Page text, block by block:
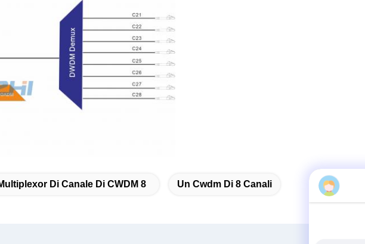
Di Canale Di CWDM 8 Un Cwdm Di 8 Canali